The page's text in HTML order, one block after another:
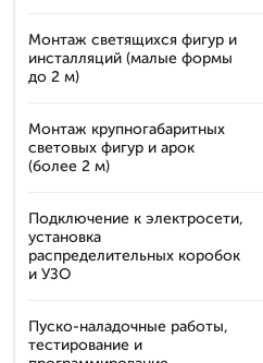
Монтаж светящихся фигур и
инсталляций (малые формы
до 2 м)
Монтаж крупногабаритных
световых фигур и арок
(более 2 м)
Подключение к электросети,
установка
распределительных коробок
и УЗО
Пуско-наладочные работы,
тестирование и